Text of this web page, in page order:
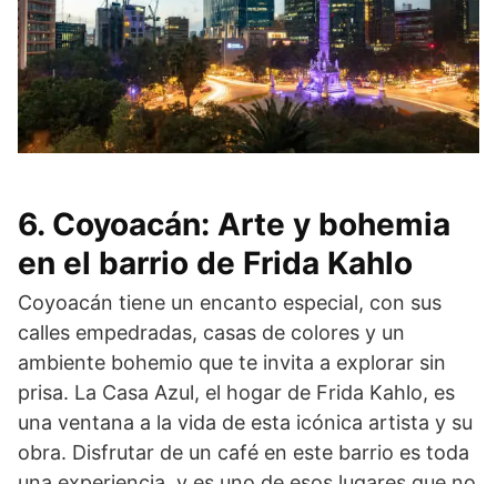
6. Coyoacán: Arte y bohemia
en el barrio de Frida Kahlo
Coyoacán tiene un encanto especial, con sus
calles empedradas, casas de colores y un
ambiente bohemio que te invita a explorar sin
prisa. La Casa Azul, el hogar de Frida Kahlo, es
una ventana a la vida de esta icónica artista y su
obra. Disfrutar de un café en este barrio es toda